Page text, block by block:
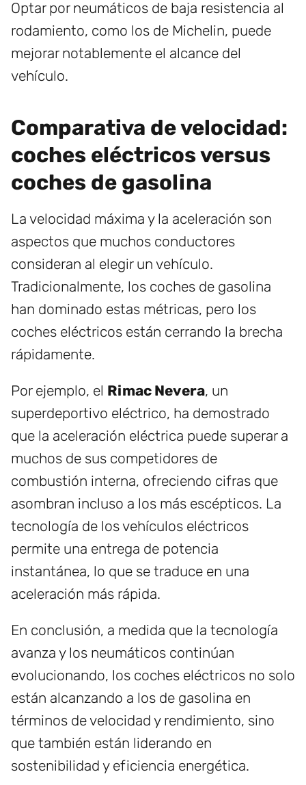
Optar por neumáticos de baja resistencia al
rodamiento, como los de Michelin, puede
mejorar notablemente el alcance del
vehículo.
Comparativa de velocidad:
coches eléctricos versus
coches de gasolina
La velocidad máxima y la aceleración son
aspectos que muchos conductores
consideran al elegir un vehículo.
Tradicionalmente, los coches de gasolina
han dominado estas métricas, pero los
coches eléctricos están cerrando la brecha
rápidamente.
Por ejemplo, el Rimac Nevera, un
superdeportivo eléctrico, ha demostrado
que la aceleración eléctrica puede superar a
muchos de sus competidores de
combustión interna, ofreciendo cifras que
asombran incluso a los más escépticos. La
tecnología de los vehículos eléctricos
permite una entrega de potencia
instantánea, lo que se traduce en una
aceleración más rápida.
En conclusión, a medida que la tecnología
avanza y los neumáticos continúan
evolucionando, los coches eléctricos no solo
están alcanzando a los de gasolina en
términos de velocidad y rendimiento, sino
que también están liderando en
sostenibilidad y eficiencia energética.